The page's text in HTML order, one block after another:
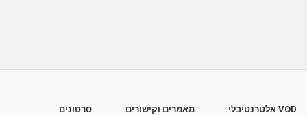
VOD אלטרנטיבלי מאמרים וקישורים סרטונים